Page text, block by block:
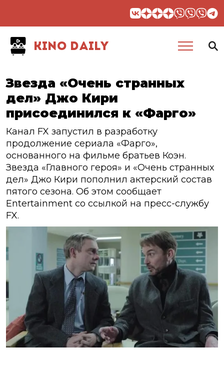
KINO DAILY
Звезда «Очень странных
дел» Джо Кири
присоединился к «Фарго»
Канал FX запустил в разработку
продолжение сериала «Фарго»,
основанного на фильме братьев Коэн.
Звезда «Главного героя» и «Очень странных
дел» Джо Кири пополнил актерский состав
пятого сезона. Об этом сообщает
Entertainment со ссылкой на пресс-службу
FX.